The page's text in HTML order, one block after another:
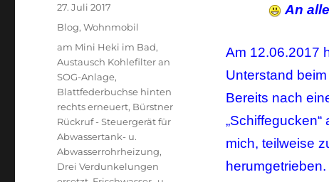
An
Am 12.06.2017
Unterstand
Bereits nach
mich, teilweise
herumgetrieben.
Veröffentlicht
am
27. Juli 2017
Kategorien
Blog,Wohnmobil
Schlagwörter
am Mini Heki im Bad,
Austausch Kohlefilter an
SOG-Anlage,
Blattfederbuchse hinten
rechts erneuert, Bürstner
Rückruf - Steuergerät für
Abwassertank- u.
Abwasserrohrheizung,
Drei Verdunkelungen